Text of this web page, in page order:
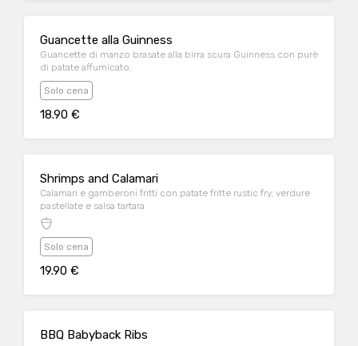
Guancette alla Guinness
Guancette di manzo brasate alla birra scura Guinness con purè
di patate affumicato.
Solo cena
18.90 €
Shrimps and Calamari
Calamari e gamberoni fritti con patate fritte rustic fry, verdure
pastellate e salsa tartara
Solo cena
19.90 €
BBQ Babyback Ribs